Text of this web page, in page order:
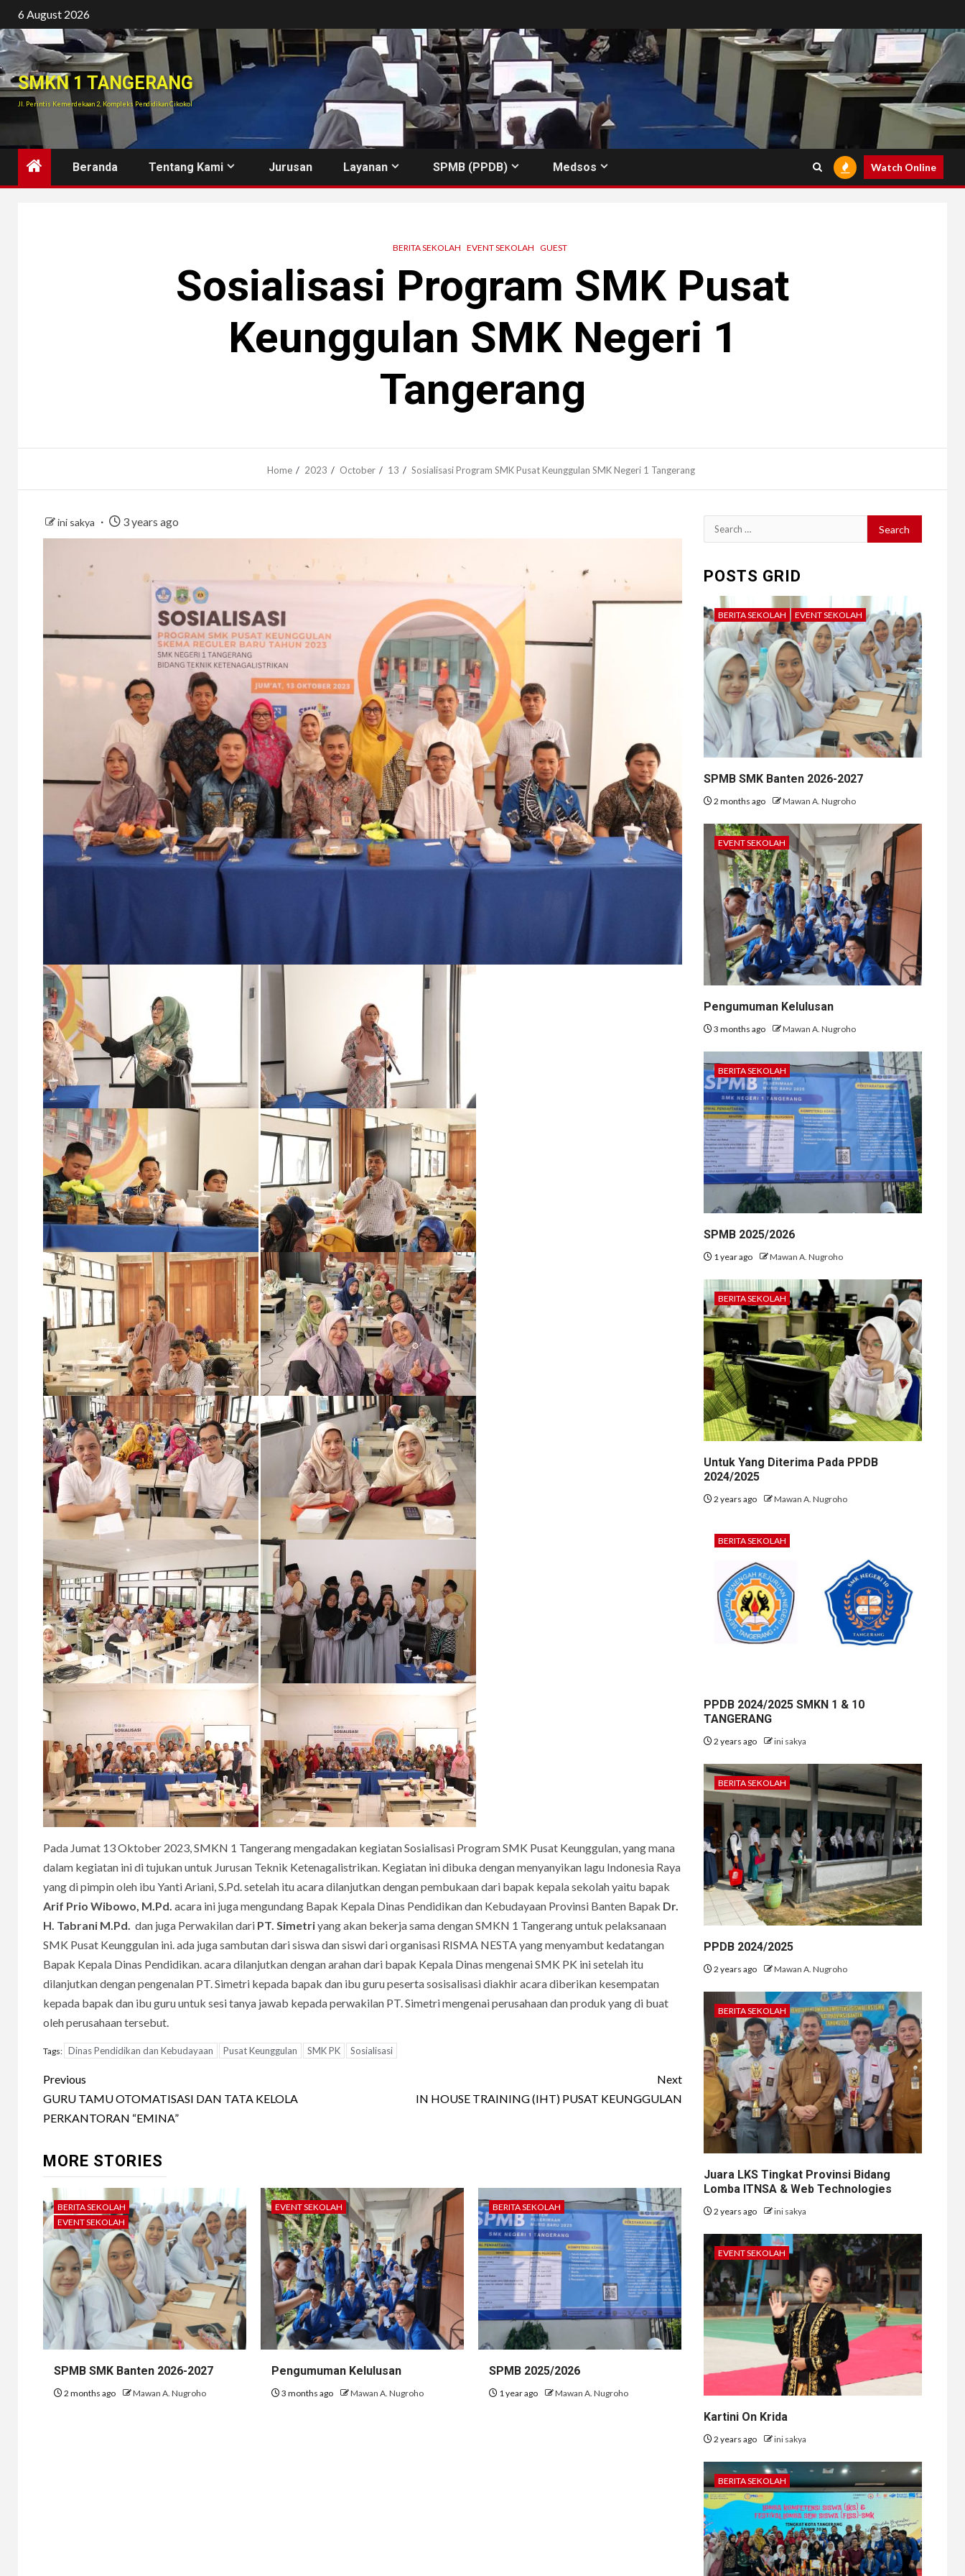
Skip
to
content
6 August 2026
SMKN 1 TANGERANG
Jl. Perintis Kemerdekaan 2, Kompleks Pendidikan Cikokol
Beranda Tentang Kami Jurusan Layanan SPMB (PPDB) Medsos Watch Online
BERITA SEKOLAH EVENT SEKOLAH GUEST
Sosialisasi Program SMK Pusat
Keunggulan SMK Negeri 1
Tangerang
Home 2023 October 13 Sosialisasi Program SMK Pusat Keunggulan SMK Negeri 1 Tangerang
ini sakya 3 years ago
Pada Jumat 13 Oktober 2023, SMKN 1 Tangerang mengadakan kegiatan Sosialisasi Program SMK Pusat Keunggulan, yang mana
dalam kegiatan ini di tujukan untuk Jurusan Teknik Ketenagalistrikan. Kegiatan ini dibuka dengan menyanyikan lagu Indonesia Raya
yang di pimpin oleh ibu Yanti Ariani, S.Pd. setelah itu acara dilanjutkan dengan pembukaan dari bapak kepala sekolah yaitu bapak
Arif Prio Wibowo, M.Pd. acara ini juga mengundang Bapak Kepala Dinas Pendidikan dan Kebudayaan Provinsi Banten Bapak Dr.
H. Tabrani M.Pd. dan juga Perwakilan dari PT. Simetriyang akan bekerja sama dengan SMKN 1 Tangerang untuk pelaksanaan
SMK Pusat Keunggulan ini. ada juga sambutan dari siswa dan siswi dari organisasi RISMA NESTA yang menyambut kedatangan
Bapak Kepala Dinas Pendidikan. acara dilanjutkan dengan arahan dari bapak Kepala Dinas mengenai SMK PK ini setelah itu
dilanjutkan dengan pengenalan PT. Simetri kepada bapak dan ibu guru peserta sosisalisasi diakhir acara diberikan kesempatan
kepada bapak dan ibu guru untuk sesi tanya jawab kepada perwakilan PT. Simetri mengenai perusahaan dan produk yang di buat
oleh perusahaan tersebut.
Tags: Dinas Pendidikan dan Kebudayaan Pusat Keunggulan SMK PK Sosialisasi
Post
navigation
Previous
GURU TAMU OTOMATISASI DAN TATA KELOLA
PERKANTORAN “EMINA”
Next
IN HOUSE TRAINING (IHT) PUSAT KEUNGGULAN
MORE STORIES
BERITA SEKOLAH
EVENT SEKOLAH
SPMB SMK Banten 2026-2027
2 months ago Mawan A. Nugroho
EVENT SEKOLAH
Pengumuman Kelulusan
3 months ago Mawan A. Nugroho
BERITA SEKOLAH
SPMB 2025/2026
1 year ago Mawan A. Nugroho
Search
for:
POSTS GRID
BERITA SEKOLAH EVENT SEKOLAH
SPMB SMK Banten 2026-2027
2 months ago Mawan A. Nugroho
EVENT SEKOLAH
Pengumuman Kelulusan
3 months ago Mawan A. Nugroho
BERITA SEKOLAH
SPMB 2025/2026
1 year ago Mawan A. Nugroho
BERITA SEKOLAH
Untuk Yang Diterima Pada PPDB
2024/2025
2 years ago Mawan A. Nugroho
BERITA SEKOLAH
PPDB 2024/2025 SMKN 1 & 10
TANGERANG
2 years ago ini sakya
BERITA SEKOLAH
PPDB 2024/2025
2 years ago Mawan A. Nugroho
BERITA SEKOLAH
Juara LKS Tingkat Provinsi Bidang
Lomba ITNSA & Web Technologies
2 years ago ini sakya
EVENT SEKOLAH
Kartini On Krida
2 years ago ini sakya
BERITA SEKOLAH